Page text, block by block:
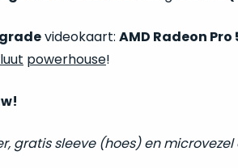
videokaart: AMD Radeon Pro
powerhouse!
gratis sleeve (hoes) en